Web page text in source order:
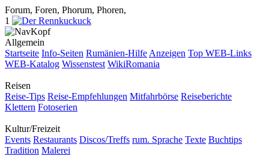
Forum, Foren, Phorum, Phoren,
1
Allgemein
Startseite Info-Seiten Rumänien-Hilfe Anzeigen Top WEB-Links
WEB-Katalog Wissenstest WikiRomania
Reisen
Reise-Tips Reise-Empfehlungen Mitfahrbörse Reiseberichte
Klettern Fotoserien
Kultur/Freizeit
Events Restaurants Discos/Treffs rum. Sprache Texte Buchtips
Tradition Malerei